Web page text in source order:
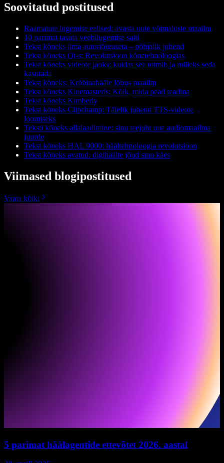
Soovitatud postitused
Raamatute lugemise eelised: avasta uute võimaluste maailm
10 parimat tasuta veebilugemise saiti
Tekst kõneks ilma autoriõiguseta – põhjalik juhend
Tekst kõneks Qt-s: Revolutsioon kõnetehnoloogias
Tekst kõneks videote jaoks: kuidas see toimib ja milleks seda
kasutada
Tekst kõneks: Krõbinahääle lõbus maailm
Tekst kõneks Kinemasteris: Kõik, mida pead teadma
Tekst kõneks Kimberly
Tekst kõneks Clipchamp: Täielik juhend TTS-videote
loomiseks
Teksti kõneks allalaadimine: sinu teejuht uue audiomaailma
juurde
Tekst kõneks HAL 9000: häältehnoloogia revolutsioon
Tekst kõneks avatud: digihäälte jõud sinu käes
Viimased blogipostitused
Vaata kõiki
5 parimat häälagentide ettevõtet 2026. aastal